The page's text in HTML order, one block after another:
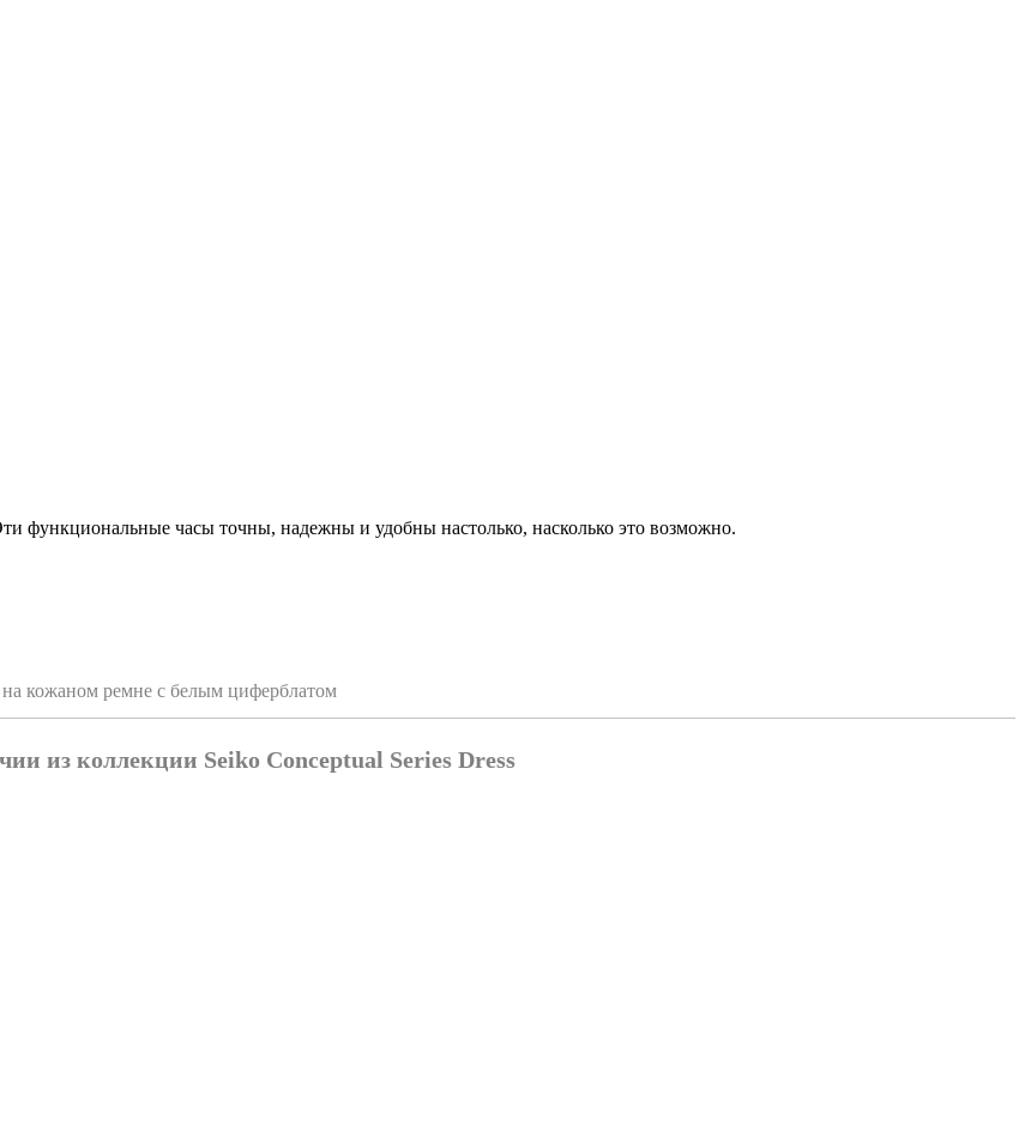
функциональные часы точны, надежны и удобны настолько, насколько это возможно.
кожаном ремне с белым циферблатом
из коллекции Seiko Conceptual Series Dress